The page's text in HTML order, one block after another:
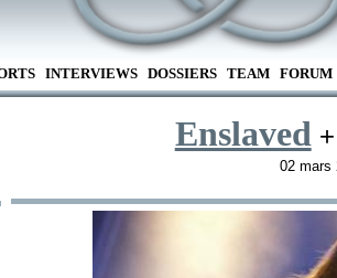
INTERVIEWS DOSSIERS TEAM FORUM
Enslaved +
02 mars